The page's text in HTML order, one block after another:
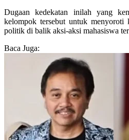
Dugaan kedekatan inilah yang
kelompok tersebut untuk menyoroti
politik di balik aksi-aksi mahasiswa
Baca Juga: